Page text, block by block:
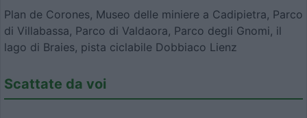
Plan de Corones, Museo delle miniere a Cadipietra, Parco
di Villabassa, Parco di Valdaora, Parco degli Gnomi, il
lago di Braies, pista ciclabile Dobbiaco Lienz
Scattate da voi